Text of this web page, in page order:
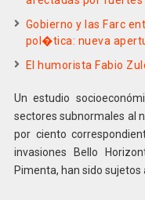
Gobierno y las Farc
pol�tica: nueva
El humorista Fabio
Un estudio
sectores subnormales al
por ciento
invasiones Bello
Pimenta, han sido sujetos